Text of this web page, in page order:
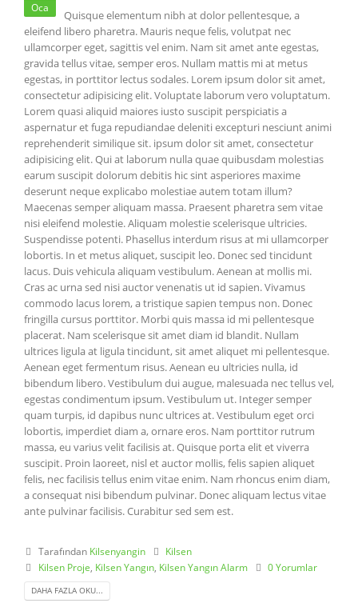
Oca
Quisque elementum nibh at dolor pellentesque, a
eleifend libero pharetra. Mauris neque felis, volutpat nec
ullamcorper eget, sagittis vel enim. Nam sit amet ante egestas,
gravida tellus vitae, semper eros. Nullam mattis mi at metus
egestas, in porttitor lectus sodales. Lorem ipsum dolor sit amet,
consectetur adipisicing elit. Voluptate laborum vero voluptatum.
Lorem quasi aliquid maiores iusto suscipit perspiciatis a
aspernatur et fuga repudiandae deleniti excepturi nesciunt animi
reprehenderit similique sit. ipsum dolor sit amet, consectetur
adipisicing elit. Qui at laborum nulla quae quibusdam molestias
earum suscipit dolorum debitis hic sint asperiores maxime
deserunt neque explicabo molestiae autem totam illum?
Maecenas semper aliquam massa. Praesent pharetra sem vitae
nisi eleifend molestie. Aliquam molestie scelerisque ultricies.
Suspendisse potenti. Phasellus interdum risus at mi ullamcorper
lobortis. In et metus aliquet, suscipit leo. Donec sed tincidunt
lacus. Duis vehicula aliquam vestibulum. Aenean at mollis mi.
Cras ac urna sed nisi auctor venenatis ut id sapien. Vivamus
commodo lacus lorem, a tristique sapien tempus non. Donec
fringilla cursus porttitor. Morbi quis massa id mi pellentesque
placerat. Nam scelerisque sit amet diam id blandit. Nullam
ultrices ligula at ligula tincidunt, sit amet aliquet mi pellentesque.
Aenean eget fermentum risus. Aenean eu ultricies nulla, id
bibendum libero. Vestibulum dui augue, malesuada nec tellus vel,
egestas condimentum ipsum. Vestibulum ut. Integer semper
quam turpis, id dapibus nunc ultrices at. Vestibulum eget orci
lobortis, imperdiet diam a, ornare eros. Nam porttitor rutrum
massa, eu varius velit facilisis at. Quisque porta elit et viverra
suscipit. Proin laoreet, nisl et auctor mollis, felis sapien aliquet
felis, nec facilisis tellus enim vitae enim. Nam rhoncus enim diam,
a consequat nisi bibendum pulvinar. Donec aliquam lectus vitae
ante pulvinar facilisis. Curabitur sed sem est.
Tarafından Kilsenyangin
Kilsen
Kilsen Proje, Kilsen Yangın, Kilsen Yangın Alarm 0 Yorumlar
DAHA FAZLA OKU...